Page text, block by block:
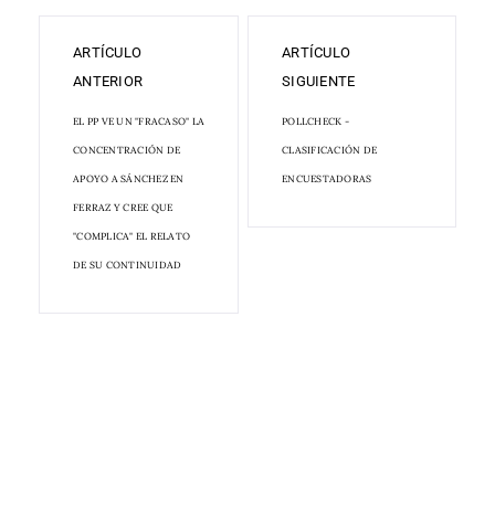
ARTÍCULO
ANTERIOR
EL PP VE UN "FRACASO" LA
CONCENTRACIÓN DE
APOYO A SÁNCHEZ EN
FERRAZ Y CREE QUE
"COMPLICA" EL RELATO
DE SU CONTINUIDAD
ARTÍCULO
SIGUIENTE
POLLCHECK -
CLASIFICACIÓN DE
ENCUESTADORAS